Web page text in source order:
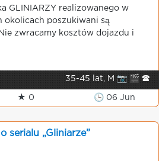
GLINIARZY realizowanego w
okolicach poszukiwani są
zwracamy kosztów dojazdu i
35-45 lat, M 📷 🎬 🕿
★ 0 🕒 06 Jun
serialu „Gliniarze”